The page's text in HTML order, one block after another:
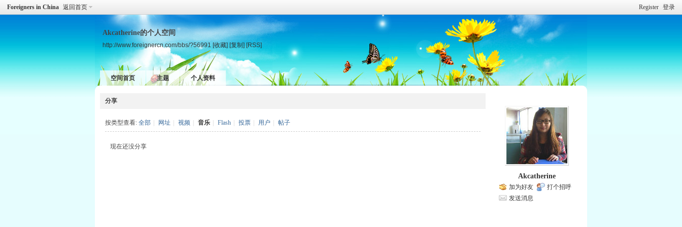
Register 登录
Foreigners in China 返回首页
Akcatherine的个人空间
http://www.foreignercn.com/bbs/?56991 [收藏] [复制] [RSS]
空间首页 主题 个人资料
分享
按类型查看: 全部 网址 视频 音乐 Flash 投票 用户 帖子
现在还没分享
Akcatherine
加为好友
打个招呼
发送消息